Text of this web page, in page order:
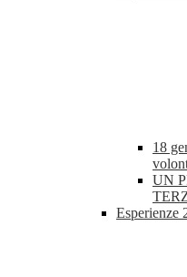
18
UN
Esperienze